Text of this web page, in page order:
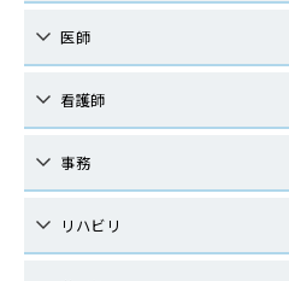
医師
看護師
事務
リハビリ